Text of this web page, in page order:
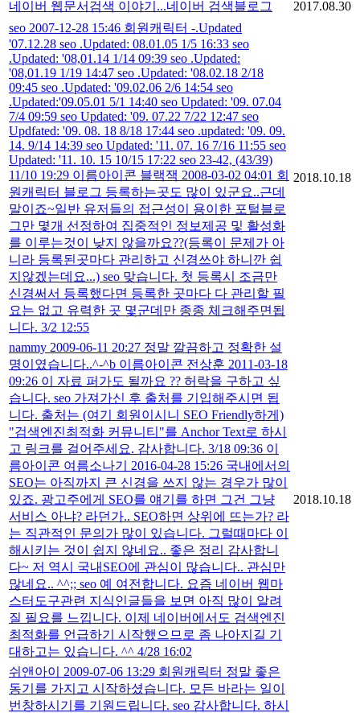
네이버 웹문서검색 이야기...네이버 검색블로그
2017.08.30
seo 2007-12-28 15:46 회원캐릭터 -.Updated
'07.12.28 seo .Updated: 08.01.05 1/5 16:33 seo
.Updated: '08,01.14 1/14 09:39 seo .Updated:
'08,01.19 1/19 14:47 seo .Updated: '08.02.18 2/18
09:45 seo .Updated: '09.02.06 2/6 14:54 seo
.Updated:'09.05.01 5/1 14:40 seo Updated: '09. 07.04
7/4 09:59 seo Updated: '09. 07.22 7/22 12:47 seo
Updfated: '09. 08. 18 8/18 17:44 seo .updated: '09. 09.
14. 9/14 14:39 seo Updated: '11. 07. 16 7/16 11:55 seo
Updated: '11. 10. 15 10/15 17:22 seo 23-42, (43/39)
11/10 19:29 이름아이콘 블랙잭 2008-03-02 04:01 회
원캐릭터 블로그 등록하는곳도 많이 있군요..근데
말이죠~일반 유저들의 접근성이 용이한 포털블로
그만 몇개 선정하여 집중적인 정보제공 및 활성화
를 이루는것이 낮지 않을까요??(등록이 문제가 아
니라 등록된곳마다 관리하고 신경쓰야 하니깐 쉽
지않겠는데요...) seo 맞습니다. 첫 등록시 조금만
신경써서 등록했다면 등록한 곳마다 다 관리할 필
요는 없고 유력한 곳 몇군데만 종종 체크해주면됩
니다. 3/2 12:55
2018.10.18
nammy 2009-06-11 20:27 정말 깔끔하고 정확한 설
명이였습니다..^-^b 이름아이콘 전상훈 2011-03-18
09:26 이 자료 퍼가도 될까요 ?? 허락을 구하고 싶
습니다. seo 가져가신 후 출처를 기입해주시면 됩
니다. 출처는 (여기 회원이시니 SEO Friendly하게)
"검색엔진최적화 커뮤니티"를 Anchor Text로 하시
고 링크를 걸어주세요. 감사합니다. 3/18 09:36 이
름아이콘 여름소나기 2016-04-28 15:26 국내에서의
SEO는 아직까지 큰 신경을 쓰지 않는 경우가 많이
있죠. 광고주에게 SEO를 얘기를 하면 그건 그냥
서비스 아냐? 라던가.. SEO하면 상위에 뜨는가? 라
는 직관적인 문의가 많이 있습니다. 그럴때마다 이
해시키는 것이 쉽지 않네요.. 좋은 정리 감사합니
다~ 저 역시 국내SEO에 관심이 많습니다.. 관심만
많네요.. ^^;; seo 예 여전합니다. 요즘 네이버 웹마
스터도구관련 지식인글들을 보면 아직 많이 알려
질 필요를 느낍니다. 이제 네이버에서도 검색엔진
최적화를 언급하기 시작했으므로 좀 나아지길 기
대하고는 있습니다. ^^ 4/28 16:02
2018.10.18
쉬앤아이 2009-07-06 13:29 회원캐릭터 정말 좋은
동기를 가지고 시작하셨습니다. 모든 바라는 일이
번창하시기를 기원드립니다. seo 감사합니다. 하시